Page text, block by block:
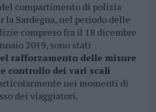
compartimento di polizia
la Sardegna, nel periodo delle
compreso fra il 18 dicembre
2019, sono stati
rafforzamento delle misure
controllo dei vari scali
nei momenti di
dei viaggiatori.